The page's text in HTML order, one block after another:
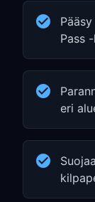
Pass
eri